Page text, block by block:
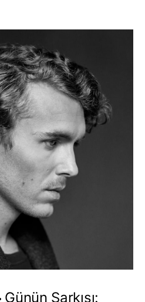
Günün Şarkısı: